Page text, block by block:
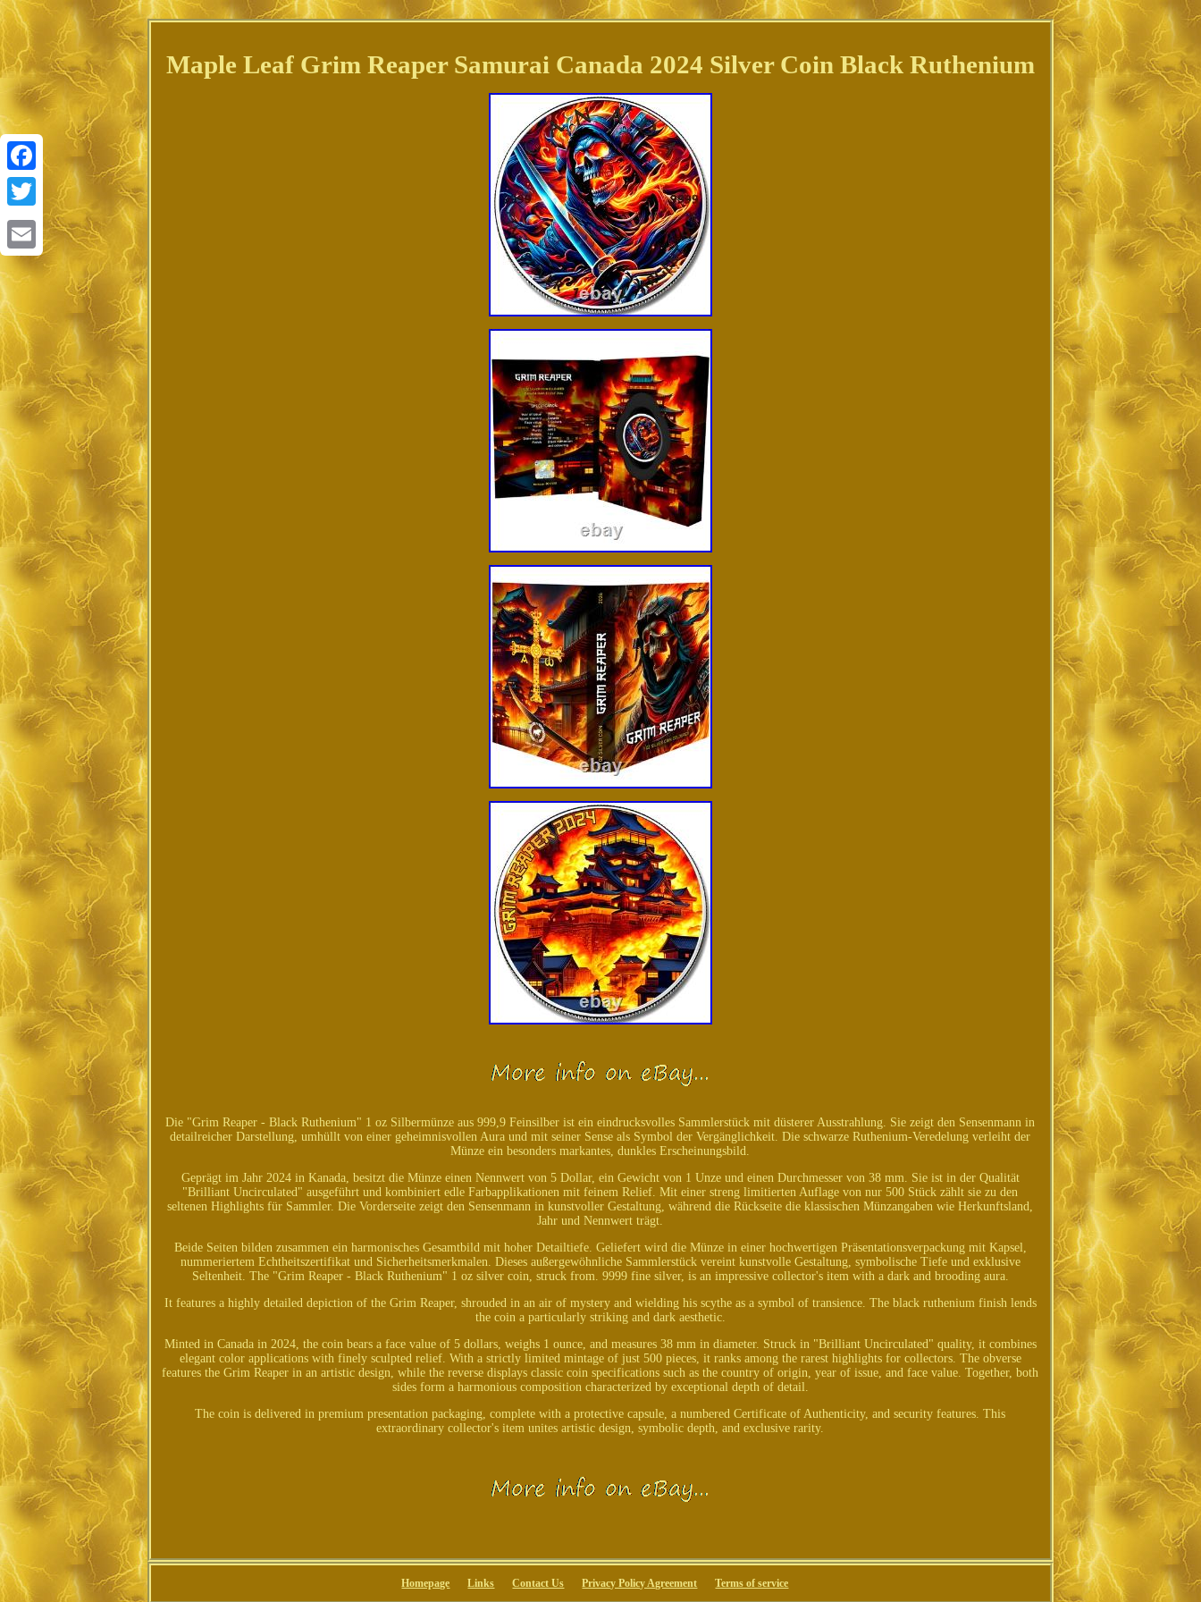
Facebook
Twitter
Email
Maple Leaf Grim Reaper Samurai Canada 2024 Silver Coin Black Ruthenium
Die "Grim Reaper - Black Ruthenium" 1 oz Silbermünze aus 999,9 Feinsilber ist ein eindrucksvolles Sammlerstück mit düsterer Ausstrahlung. Sie zeigt den Sensenmann in
detailreicher Darstellung, umhüllt von einer geheimnisvollen Aura und mit seiner Sense als Symbol der Vergänglichkeit. Die schwarze Ruthenium-Veredelung verleiht der
Münze ein besonders markantes, dunkles Erscheinungsbild.
Geprägt im Jahr 2024 in Kanada, besitzt die Münze einen Nennwert von 5 Dollar, ein Gewicht von 1 Unze und einen Durchmesser von 38 mm. Sie ist in der Qualität
"Brilliant Uncirculated" ausgeführt und kombiniert edle Farbapplikationen mit feinem Relief. Mit einer streng limitierten Auflage von nur 500 Stück zählt sie zu den
seltenen Highlights für Sammler. Die Vorderseite zeigt den Sensenmann in kunstvoller Gestaltung, während die Rückseite die klassischen Münzangaben wie Herkunftsland,
Jahr und Nennwert trägt.
Beide Seiten bilden zusammen ein harmonisches Gesamtbild mit hoher Detailtiefe. Geliefert wird die Münze in einer hochwertigen Präsentationsverpackung mit Kapsel,
nummeriertem Echtheitszertifikat und Sicherheitsmerkmalen. Dieses außergewöhnliche Sammlerstück vereint kunstvolle Gestaltung, symbolische Tiefe und exklusive
Seltenheit. The "Grim Reaper - Black Ruthenium" 1 oz silver coin, struck from. 9999 fine silver, is an impressive collector's item with a dark and brooding aura.
It features a highly detailed depiction of the Grim Reaper, shrouded in an air of mystery and wielding his scythe as a symbol of transience. The black ruthenium finish lends
the coin a particularly striking and dark aesthetic.
Minted in Canada in 2024, the coin bears a face value of 5 dollars, weighs 1 ounce, and measures 38 mm in diameter. Struck in "Brilliant Uncirculated" quality, it combines
elegant color applications with finely sculpted relief. With a strictly limited mintage of just 500 pieces, it ranks among the rarest highlights for collectors. The obverse
features the Grim Reaper in an artistic design, while the reverse displays classic coin specifications such as the country of origin, year of issue, and face value. Together, both
sides form a harmonious composition characterized by exceptional depth of detail.
The coin is delivered in premium presentation packaging, complete with a protective capsule, a numbered Certificate of Authenticity, and security features. This
extraordinary collector's item unites artistic design, symbolic depth, and exclusive rarity.
Homepage Links Contact Us Privacy Policy Agreement Terms of service